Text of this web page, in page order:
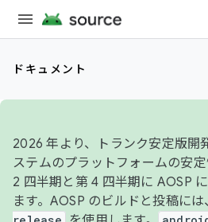
ドキュメント
2026 年より、トランク安定版開
ステムのプラットフォームの安
2 四半期と第 4 四半期に AOSP
ます。AOSP のビルドと投稿には